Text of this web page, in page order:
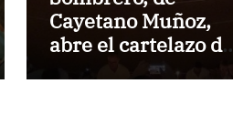
Cayetano Muñoz,
abre el cartelazo de
Marbella